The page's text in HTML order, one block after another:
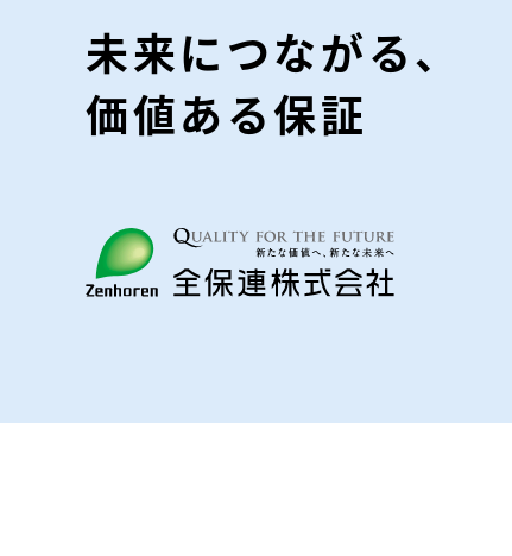
未来につながる、
価値ある保証